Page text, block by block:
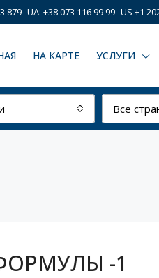
879 UA: +38 073 116 99 99 US +1
НА КАРТЕ УСЛУГИ
Все
-1